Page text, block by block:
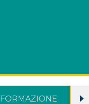
FORMAZIONE